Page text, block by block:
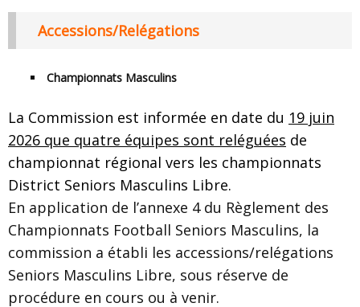
Accessions/Relégations
Championnats Masculins
La Commission est informée en date du 19 juin
2026 que quatre équipes sont reléguées de
championnat régional vers les championnats
District Seniors Masculins Libre.
En application de l’annexe 4 du Règlement des
Championnats Football Seniors Masculins, la
commission a établi les accessions/relégations
Seniors Masculins Libre, sous réserve de
procédure en cours ou à venir.